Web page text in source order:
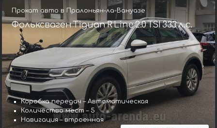
Прокат авто в Пралоньян-ла-Вануазе
Фольксваген Tiguan R Line 2.0 TSI 333 л.с.
Коробка передач – Автоматическая
Количество мест – 5
Навигация – втроенная